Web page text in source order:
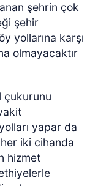
şehrin çok
şehir
yollarına karşı
olmayacaktır
çukurunu
yapar da
iki cihanda
hizmet